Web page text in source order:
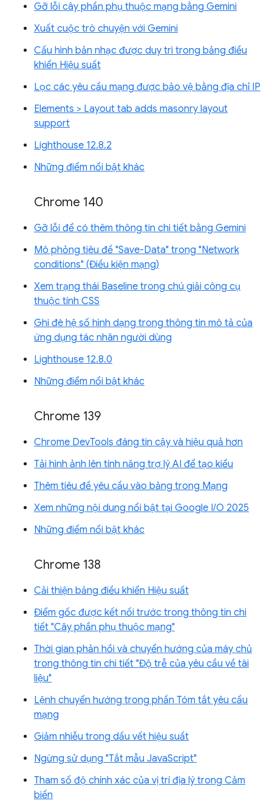
Gỡ lỗi cây phần phụ thuộc mạng bằng Gemini
Xuất cuộc trò chuyện với Gemini
Cấu hình bản nhạc được duy trì trong bảng điều
khiển Hiệu suất
Lọc các yêu cầu mạng được bảo vệ bằng địa chỉ IP
Elements > Layout tab adds masonry layout
support
Lighthouse 12.8.2
Những điểm nổi bật khác
Chrome 140
Gỡ lỗi để có thêm thông tin chi tiết bằng Gemini
Mô phỏng tiêu đề "Save-Data" trong "Network
conditions" (Điều kiện mạng)
Xem trạng thái Baseline trong chú giải công cụ
thuộc tính CSS
Ghi đè hệ số hình dạng trong thông tin mô tả của
ứng dụng tác nhân người dùng
Lighthouse 12.8.0
Những điểm nổi bật khác
Chrome 139
Chrome DevTools đáng tin cậy và hiệu quả hơn
Tải hình ảnh lên tính năng trợ lý AI để tạo kiểu
Thêm tiêu đề yêu cầu vào bảng trong Mạng
Xem những nội dung nổi bật tại Google I/O 2025
Những điểm nổi bật khác
Chrome 138
Cải thiện bảng điều khiển Hiệu suất
Điểm gốc được kết nối trước trong thông tin chi
tiết "Cây phần phụ thuộc mạng"
Thời gian phản hồi và chuyển hướng của máy chủ
trong thông tin chi tiết "Độ trễ của yêu cầu về tài
liệu"
Lệnh chuyển hướng trong phần Tóm tắt yêu cầu
mạng
Giảm nhiễu trong dấu vết hiệu suất
Ngừng sử dụng "Tắt mẫu JavaScript"
Tham số độ chính xác của vị trí địa lý trong Cảm
biến